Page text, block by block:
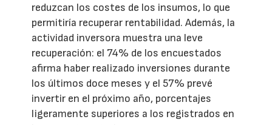
reduzcan los costes de los insumos, lo que
permitiría recuperar rentabilidad. Además, la
actividad inversora muestra una leve
recuperación: el 74% de los encuestados
afirma haber realizado inversiones durante
los últimos doce meses y el 57% prevé
invertir en el próximo año, porcentajes
ligeramente superiores a los registrados en